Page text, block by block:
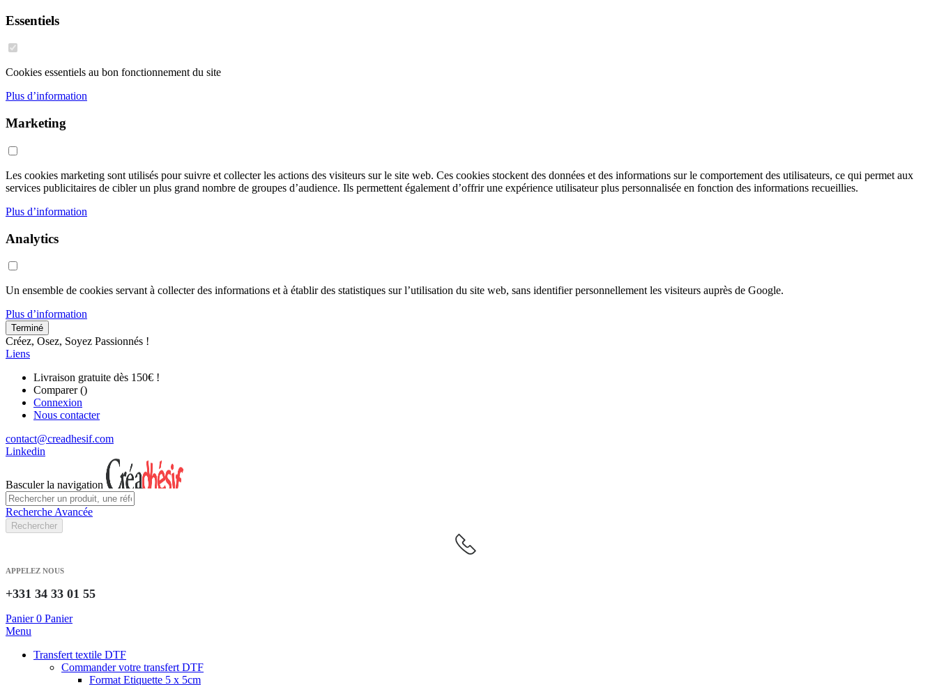
Essentiels
Cookies essentiels au bon fonctionnement du site
Plus d’information
Marketing
Les cookies marketing sont utilisés pour suivre et collecter les actions des visiteurs sur le site web. Ces cookies stockent des données et des informations sur le comportement des utilisateurs, ce qui permet aux
services publicitaires de cibler un plus grand nombre de groupes d’audience. Ils permettent également d’offrir une expérience utilisateur plus personnalisée en fonction des informations recueillies.
Plus d’information
Analytics
Un ensemble de cookies servant à collecter des informations et à établir des statistiques sur l’utilisation du site web, sans identifier personnellement les visiteurs auprès de Google.
Plus d’information
Terminé
Créez, Osez, Soyez Passionnés !
Liens
Livraison gratuite dès 150€ !
Comparer ()
Connexion
Nous contacter
contact@creadhesif.com
Linkedin
Basculer la navigation
Recherche Avancée
Rechercher
APPELEZ NOUS
+331 34 33 01 55
Panier 0 Panier
Menu
Transfert textile DTF
Commander votre transfert DTF
Format Etiquette 5 x 5cm